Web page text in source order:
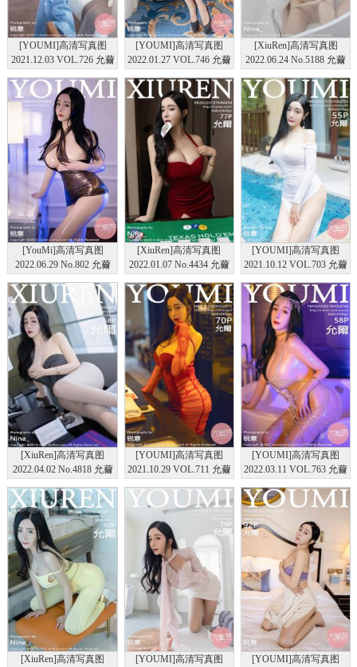
[YOUMI]高清写真图
2021.12.03 VOL.726 允薾
[YOUMI]高清写真图
2022.01.27 VOL.746 允薾
[XiuRen]高清写真图
2022.06.24 No.5188 允薾
[YouMi]高清写真图
2022.06.29 No.802 允薾
[XiuRen]高清写真图
2022.01.07 No.4434 允薾
[YOUMI]高清写真图
2021.10.12 VOL.703 允薾
[XiuRen]高清写真图
2022.04.02 No.4818 允薾
[YOUMI]高清写真图
2021.10.29 VOL.711 允薾
[YOUMI]高清写真图
2022.03.11 VOL.763 允薾
[XiuRen]高清写真图
[YOUMI]高清写真图
[YOUMI]高清写真图